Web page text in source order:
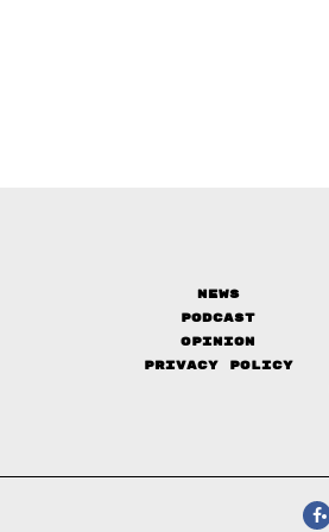
News
Podcast
Opinion
Privacy Policy